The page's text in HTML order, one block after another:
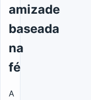
amizade
baseada
na
fé
A